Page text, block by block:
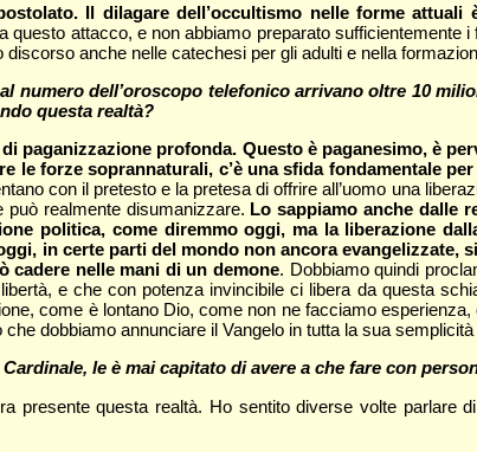
Il dilagare dell’occultismo nelle forme attuali
questo attacco, e non abbiamo preparato
anche nelle catechesi per gli adulti e nella
numero dell’oroscopo telefonico arrivano oltre 10
questa realtà?
paganizzazione profonda. Questo è paganesimo, è
le forze soprannaturali, c’è una sfida fondamentale
con il pretesto e la pretesa di offrire all’uomo una
può realmente disumanizzare. Lo sappiamo anche dalle
politica, come diremmo oggi, ma la liberazione
in certe parti del mondo non ancora evangelizzate,
cadere nelle mani di un demone. Dobbiamo quindi
e che con potenza invincibile ci libera da questa
come è lontano Dio, come non ne facciamo
dobbiamo annunciare il Vangelo in tutta la sua
le è mai capitato di avere a che fare con
presente questa realtà. Ho sentito diverse volte parlare